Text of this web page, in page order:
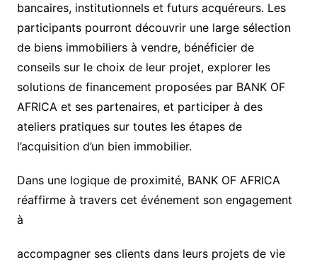
bancaires, institutionnels et futurs acquéreurs. Les
participants pourront découvrir une large sélection
de biens immobiliers à vendre, bénéficier de
conseils sur le choix de leur projet, explorer les
solutions de financement proposées par BANK OF
AFRICA et ses partenaires, et participer à des
ateliers pratiques sur toutes les étapes de
l’acquisition d’un bien immobilier.
Dans une logique de proximité, BANK OF AFRICA
réaffirme à travers cet événement son engagement
à
accompagner ses clients dans leurs projets de vie